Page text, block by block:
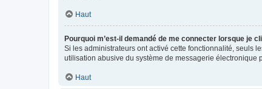
Haut
Pourquoi m’est-il demandé de me connecter lorsque je
Si les administrateurs ont activé cette fonctionnalité, seuls
utilisation abusive du système de messagerie électronique
Haut